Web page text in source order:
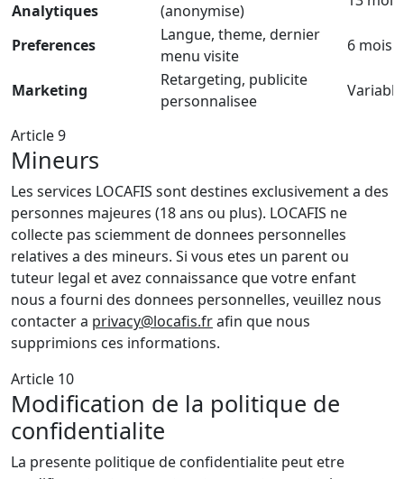
Analytiques
(anonymise)
Preferences
Langue, theme, dernier
menu visite
6 mois
Marketing
Retargeting, publicite
personnalisee
Variable
Article 9
Mineurs
Les services LOCAFIS sont destines exclusivement a des
personnes majeures (18 ans ou plus). LOCAFIS ne
collecte pas sciemment de donnees personnelles
relatives a des mineurs. Si vous etes un parent ou
tuteur legal et avez connaissance que votre enfant
nous a fourni des donnees personnelles, veuillez nous
contacter a privacy@locafis.frafin que nous
supprimions ces informations.
Article 10
Modification de la politique de
confidentialite
La presente politique de confidentialite peut etre